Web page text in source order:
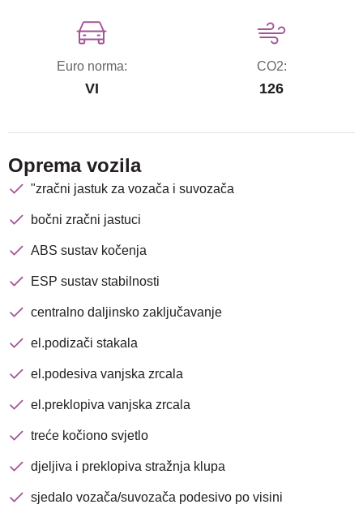
Euro norma:
VI
CO2:
126
Oprema vozila
"zračni jastuk za vozača i suvozača
bočni zračni jastuci
ABS sustav kočenja
ESP sustav stabilnosti
centralno daljinsko zaključavanje
el.podizači stakala
el.podesiva vanjska zrcala
el.preklopiva vanjska zrcala
treće kočiono svjetlo
djeljiva i preklopiva stražnja klupa
sjedalo vozača/suvozača podesivo po visini